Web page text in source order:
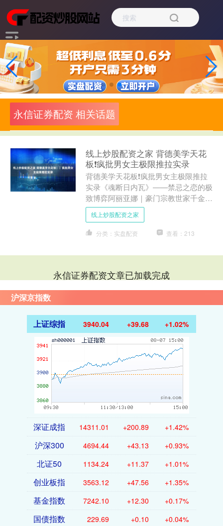
永信证券配资 相关话题
线上炒股配资之家 背德美学天花
板❗️疯批男女主极限推拉实录
背德美学天花板❗️疯批男女主极限推拉
实录《魂断日内瓦》——禁忌之恋的极
致博弈阿丽亚娜｜豪门宗教世家千金×
外交官索拉尔｜风流倜傥的致命诱惑✨
一场邂逅点燃禁忌火花！....
线上炒股配资之家
分类：实盘配资 查看：213
永信证券配资文章已加载完成
沪深京指数
上证综指 3940.04 +39.68 +1.02%
深证成指 14311.01 +200.89 +1.42%
沪深300 4694.44 +43.13 +0.93%
北证50 1134.24 +11.37 +1.01%
创业板指 3563.12 +47.56 +1.35%
基金指数 7242.10 +12.30 +0.17%
国债指数 229.69 +0.10 +0.04%